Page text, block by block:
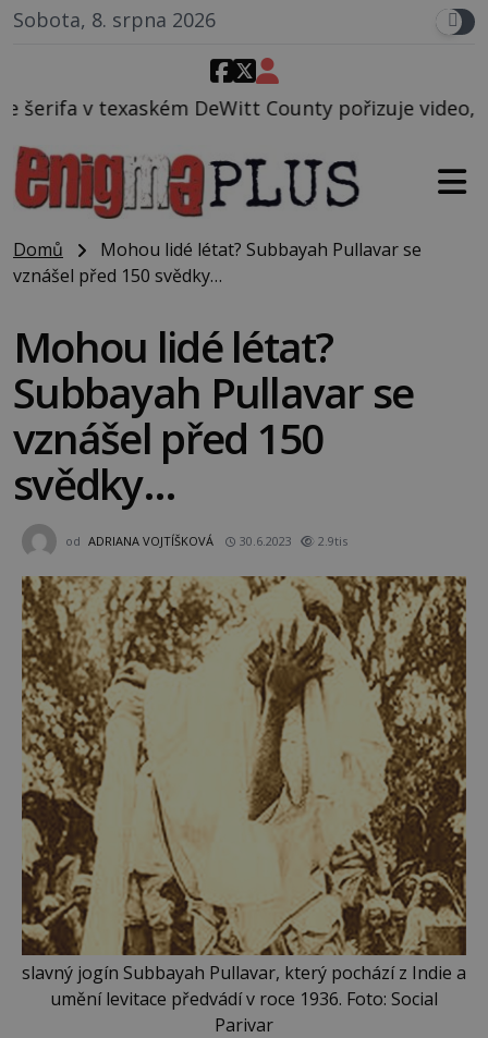
Sobota, 8. srpna 2026
County pořizuje video, na kterém před jeho
Domů
Mohou lidé létat? Subbayah Pullavar se
vznášel před 150 svědky…
Mohou lidé létat?
Subbayah Pullavar se
vznášel před 150
svědky…
od ADRIANA VOJTÍŠKOVÁ 30.6.2023 2.9tis
slavný jogín Subbayah Pullavar, který pochází z Indie a
umění levitace předvádí v roce 1936. Foto: Social
Parivar